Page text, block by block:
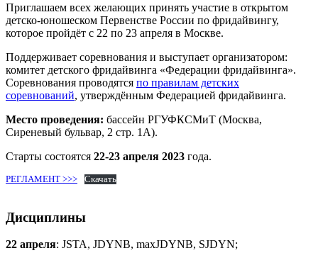
Приглашаем всех желающих принять участие в открытом
детско-юношеском Первенстве России по фридайвингу,
которое пройдёт с 22 по 23 апреля в Москве.
Поддерживает соревнования и выступает организатором:
комитет детского фридайвинга «Федерации фридайвинга».
Соревнования проводятся по правилам детских
соревнований, утверждённым Федерацией фридайвинга.
Место проведения: бассейн РГУФКСМиТ (Москва,
Сиреневый бульвар, 2 стр. 1А).
Старты состоятся 22-23 апреля 2023 года.
РЕГЛАМЕНТ >>> Скачать
Дисциплины
22 апреля: JSTA, JDYNB, maxJDYNB, SJDYN;